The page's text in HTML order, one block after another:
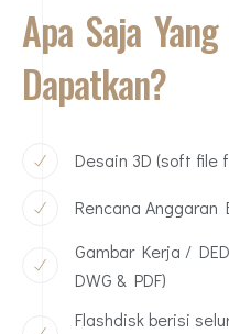
Apa Saja
Dapatkan?
Desain 3D (soft file
Rencana Anggaran
Gambar Kerja /
DWG & PDF)
Flashdisk berisi